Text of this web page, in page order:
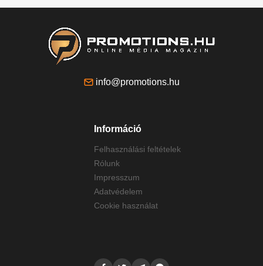
info@promotions.hu
Információ
Felhasználási feltételek
Rólunk
Impresszum
Adatvédelem
Cookie használat